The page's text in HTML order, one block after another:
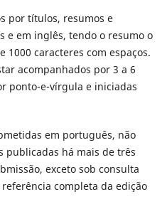
por títulos, resumos e
e em inglês, tendo o resumo o
1000 caracteres com espaços.
acompanhados por 3 a 6
ponto-e-vírgula e iniciadas
em português, não
publicadas há mais de três
exceto sob consulta
completa da edição